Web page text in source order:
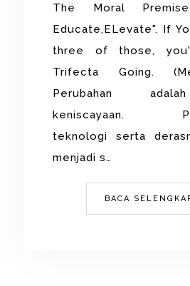
The Moral
Educate,ELevate". If
three of those,
Trifecta Going.
Perubahan
keniscayaan.
teknologi serta
menjadi s…
BACA